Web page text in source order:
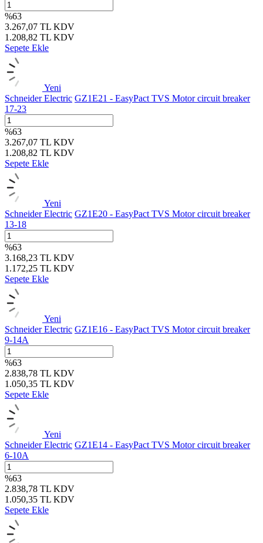
%63
3.267,07 TL KDV
1.208,82 TL KDV
Sepete Ekle
Yeni
Schneider Electric GZ1E21 - EasyPact TVS Motor circuit breaker
17-23
%63
3.267,07 TL KDV
1.208,82 TL KDV
Sepete Ekle
Yeni
Schneider Electric GZ1E20 - EasyPact TVS Motor circuit breaker
13-18
%63
3.168,23 TL KDV
1.172,25 TL KDV
Sepete Ekle
Yeni
Schneider Electric GZ1E16 - EasyPact TVS Motor circuit breaker
9-14A
%63
2.838,78 TL KDV
1.050,35 TL KDV
Sepete Ekle
Yeni
Schneider Electric GZ1E14 - EasyPact TVS Motor circuit breaker
6-10A
%63
2.838,78 TL KDV
1.050,35 TL KDV
Sepete Ekle